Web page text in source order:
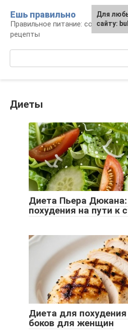
контенту
Ешь правильно
Правильное питание: советы,
рецепты
Диеты
Диета Пьера Дюкана:
похудения на пути к
Диета для
боков для женщин
Для
сайту: